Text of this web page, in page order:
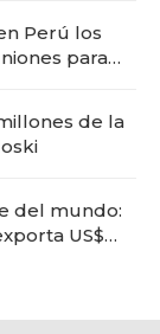
Perú los
para
de la
del mundo:
US$